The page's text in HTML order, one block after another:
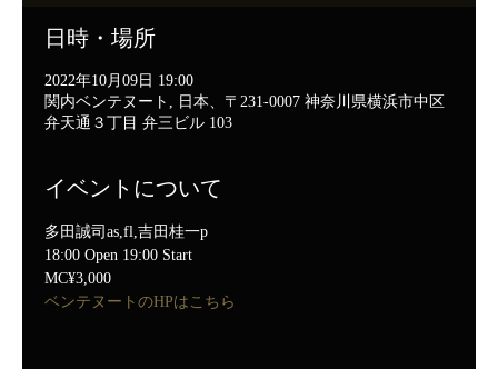
日時・場所
2022年10月09日 19:00
関内ベンテヌート, 日本、〒231-0007 神奈川県横浜市中区
弁天通３丁目 弁三ビル 103
イベントについて
多田誠司as,fl,吉田桂一p
18:00 Open 19:00 Start
MC¥3,000
ベンテヌートのHPはこちら